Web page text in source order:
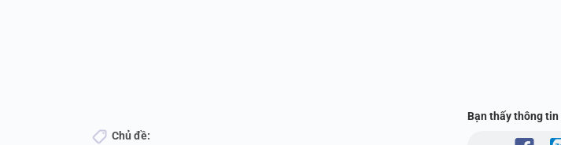
Chủ đề:
Bạn thấy thông